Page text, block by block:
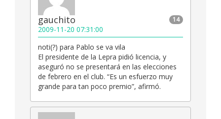
14
gauchito
2009-11-20 07:31:00
noti(?) para Pablo se va vila
El presidente de la Lepra pidió licencia, y
aseguró no se presentará en las elecciones
de febrero en el club. “Es un esfuerzo muy
grande para tan poco premio”, afirmó.